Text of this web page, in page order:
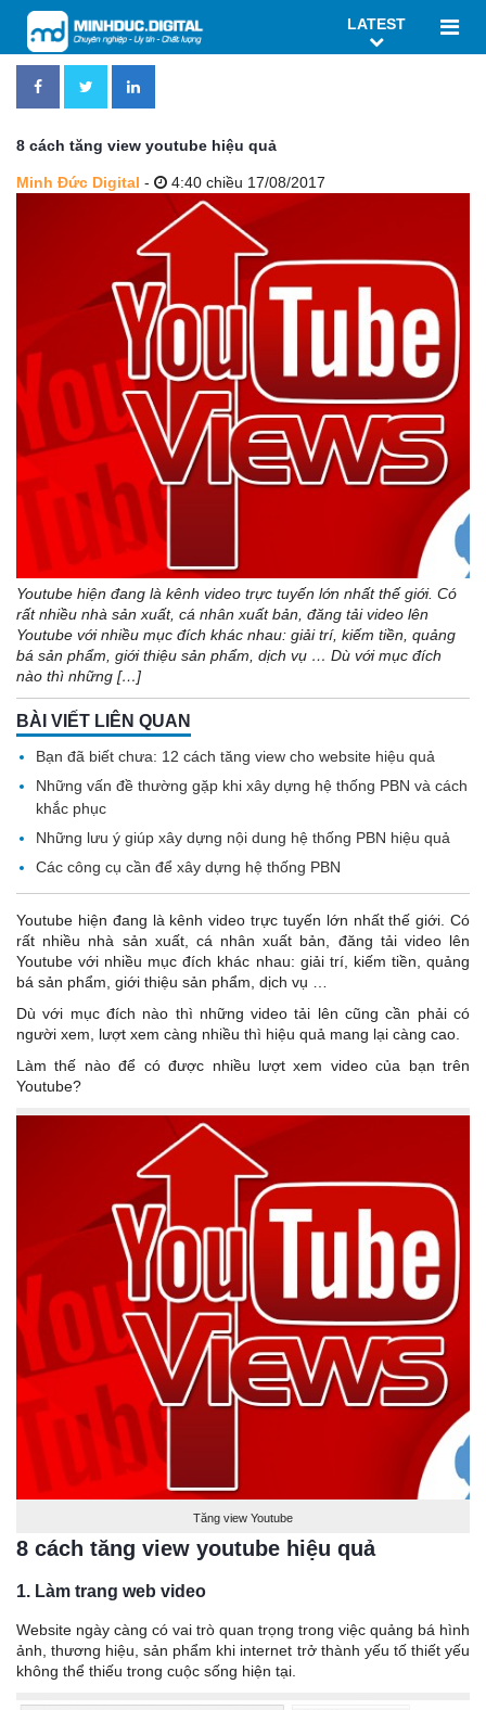
LATEST
8 cách tăng view youtube hiệu quả
Minh Đức Digital - 4:40 chiều 17/08/2017
Youtube hiện đang là kênh video trực tuyến lớn nhất thế giới. Có
rất nhiều nhà sản xuất, cá nhân xuất bản, đăng tải video lên
Youtube với nhiều mục đích khác nhau: giải trí, kiếm tiền, quảng
bá sản phẩm, giới thiệu sản phẩm, dịch vụ … Dù với mục đích
nào thì những […]
BÀI VIẾT LIÊN QUAN
Bạn đã biết chưa: 12 cách tăng view cho website hiệu quả
Những vấn đề thường gặp khi xây dựng hệ thống PBN và cách
khắc phục
Những lưu ý giúp xây dựng nội dung hệ thống PBN hiệu quả
Các công cụ cần để xây dựng hệ thống PBN
Youtube hiện đang là kênh video trực tuyến lớn nhất thế giới. Có
rất nhiều nhà sản xuất, cá nhân xuất bản, đăng tải video lên
Youtube với nhiều mục đích khác nhau: giải trí, kiếm tiền, quảng
bá sản phẩm, giới thiệu sản phẩm, dịch vụ …
Dù với mục đích nào thì những video tải lên cũng cần phải có
người xem, lượt xem càng nhiều thì hiệu quả mang lại càng cao.
Làm thế nào để có được nhiều lượt xem video của bạn trên
Youtube?
Tăng view Youtube
8 cách tăng view youtube hiệu quả
1. Làm trang web video
Website ngày càng có vai trò quan trọng trong việc quảng bá hình
ảnh, thương hiệu, sản phẩm khi internet trở thành yếu tố thiết yếu
không thể thiếu trong cuộc sống hiện tại.